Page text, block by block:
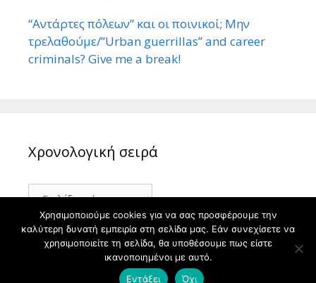
“Αντάρτες πόλεων” και οι ποινικοί; Μην
τρελαθούμε/”Urban guerrillas” and career
criminals? Give me a break!
Χρονολογική σειρά
Χρονολογική
σειρά
© 2026 ΙΣΤΟΡΙΑ • Φτιαγμένο με GeneratePress
Χρησιμοποιούμε cookies για να σας προσφέρουμε την
καλύτερη δυνατή εμπειρία στη σελίδα μας. Εάν συνεχίσετε να
χρησιμοποιείτε τη σελίδα, θα υποθέσουμε πως είστε
ικανοποιημένοι με αυτό.
Εντάξει
Όχι